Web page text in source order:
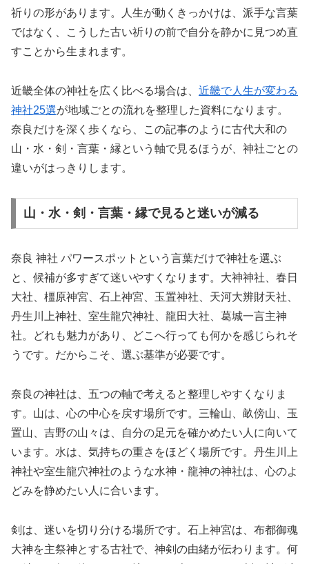
祈りの形があります。人生が動くきっかけは、派手な言葉
ではなく、こうした古い祈りの前で自分を静かに見つめ直
すことから生まれます。
近畿全体の神社を広く比べる場合は、 近畿で人生が変わる
神社25選が地域ごとの流れを整理した資料になります。
奈良だけを深く歩くなら、この記事のように古代大和の
山・水・剣・言葉・縁という軸で見るほうが、神社ごとの
違いがはっきりします。
山・水・剣・言葉・縁で見ると迷いが減る
奈良 神社 パワースポットという言葉だけで神社を選ぶ
と、候補が多すぎて迷いやすくなります。大神神社、春日
大社、橿原神宮、石上神宮、玉置神社、天河大辨財天社、
丹生川上神社、室生龍穴神社、龍田大社、葛城一言主神
社。どれも魅力があり、どこへ行っても何かを感じられそ
うです。だからこそ、選ぶ基準が必要です。
奈良の神社は、五つの軸で考えると整理しやすくなりま
す。山は、心の中心を戻す場所です。三輪山、畝傍山、玉
置山、吉野の山々は、自分の足元を確かめたい人に向いて
います。水は、気持ちの重さをほどく場所です。丹生川上
神社や室生龍穴神社のような水神・龍神の神社は、心のよ
どみを静めたい人に合います。
剣は、迷いを切り分ける場所です。石上神宮は、布都御魂
大神を主祭神とする古社で、神剣の由緒が伝わります。何